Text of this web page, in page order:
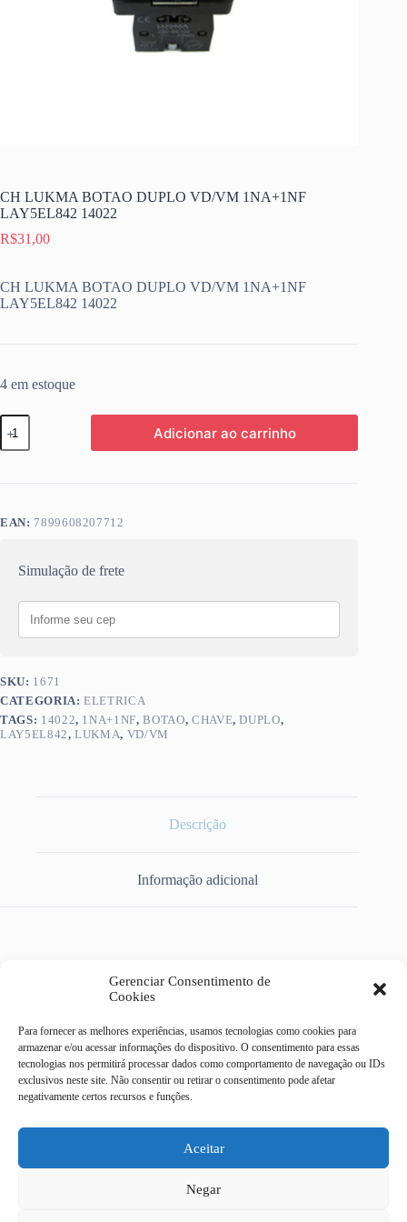
Gerenciar Consentimento de
Cookies
Para fornecer as melhores experiências, usamos tecnologias como cookies para
armazenar e/ou acessar informações do dispositivo. O consentimento para essas
tecnologias nos permitirá processar dados como comportamento de navegação ou IDs
exclusivos neste site. Não consentir ou retirar o consentimento pode afetar
negativamente certos recursos e funções.
Aceitar
Negar
CH LUKMA BOTAO DUPLO VD/VM 1NA+1NF
LAY5EL842 14022
R$31,00
CH LUKMA BOTAO DUPLO VD/VM 1NA+1NF
LAY5EL842 14022
4 em estoque
CH
LUKMA
BOTAO
14022
Adicionar ao carrinho
EAN: 7899608207712
Simulação de frete
SKU: 1671
CATEGORIA:ELETRICA
TAGS: 14022, 1NA+1NF,BOTAO, CHAVE,DUPLO,
LAY5EL842,LUKMA, VD/VM
Descrição
Informação adicional
CHAVE LUKMA BOTAO DUPLO VD/VM 1NA+1NF
LAY5EL842 14022
Casa do Eletricista Mix
centro - Campinas/SP